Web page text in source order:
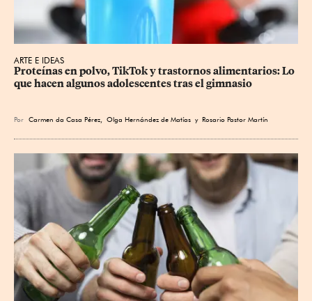
ARTE E IDEAS
Proteínas en polvo, TikTok y trastornos alimentarios: Lo
que hacen algunos adolescentes tras el gimnasio
Por Carmen da Casa Pérez, Olga Hernández de Matías y Rosario Pastor Martín